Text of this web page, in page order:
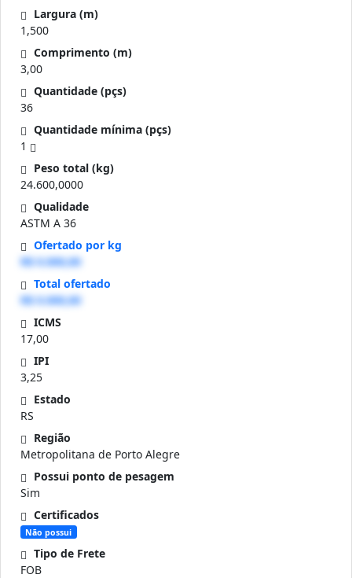
Largura (m)
1,500
Comprimento (m)
3,00
Quantidade (pçs)
36
Quantidade mínima (pçs)
1
Peso total (kg)
24.600,0000
Qualidade
ASTM A 36
Ofertado por kg
R$ 0.000,00
Total ofertado
R$ 0.000,00
ICMS
17,00
IPI
3,25
Estado
RS
Região
Metropolitana de Porto Alegre
Possui ponto de pesagem
Sim
Certificados
Não possui
Tipo de Frete
FOB